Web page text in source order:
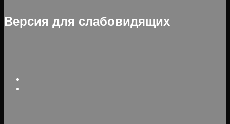
Версия для слабовидящих